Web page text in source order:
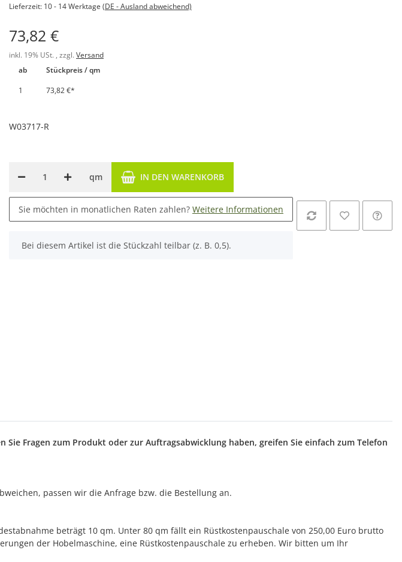
Lieferzeit: 10 - 14 Werktage (DE - Ausland abweichend)
73,82 €
inkl. 19% USt. , zzgl. Versand
ab
Stückpreis / qm
1
73,82 €*
W03717-R
qm IN DEN WARENKORB
Sie möchten in monatlichen Raten zahlen? Weitere Informationen
x
Bei diesem Artikel ist die Stückzahl teilbar (z. B. 0,5).
Fragen zum Produkt oder zur Auftragsabwicklung haben, greifen Sie einfach zum Telefon
passen wir die Anfrage bzw. die Bestellung an.
beträgt 10 qm. Unter 80 qm fällt ein Rüstkostenpauschale von 250,00 Euro brutto
der Hobelmaschine, eine Rüstkostenpauschale zu erheben. Wir bitten um Ihr